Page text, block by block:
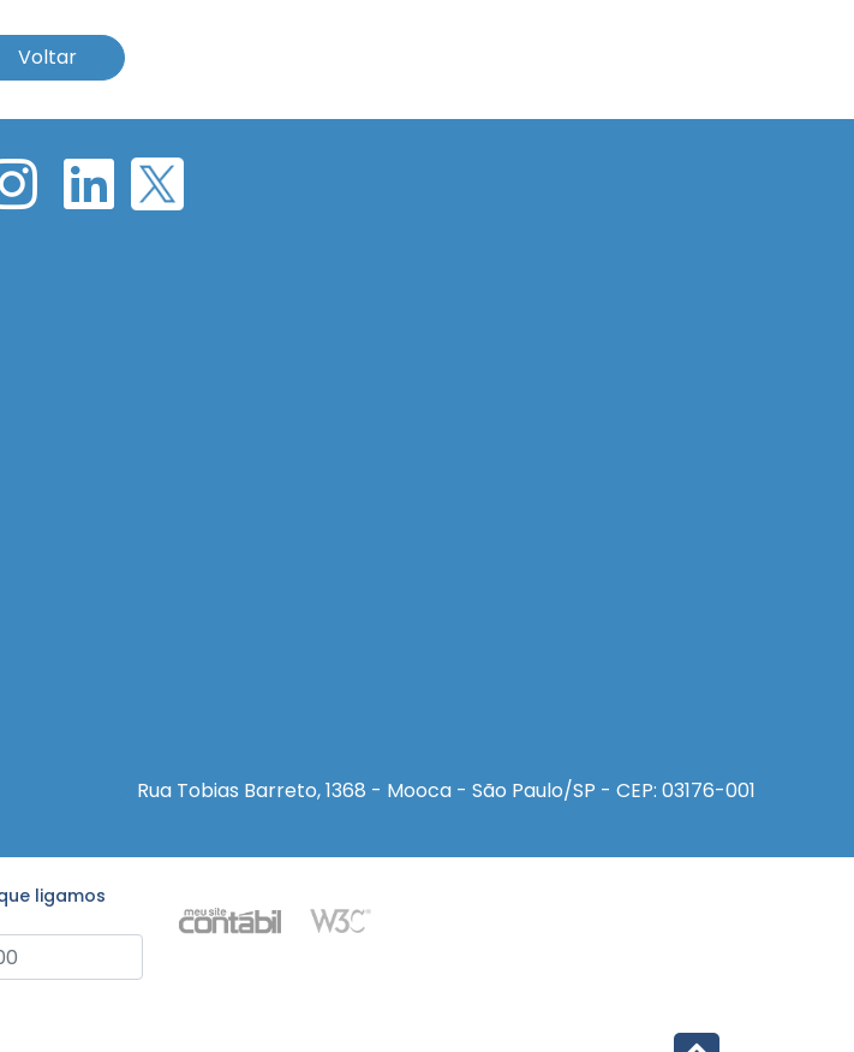
Voltar
Rua Tobias Barreto, 1368 - Mooca - São Paulo/SP - CEP: 03176-001
ligamos